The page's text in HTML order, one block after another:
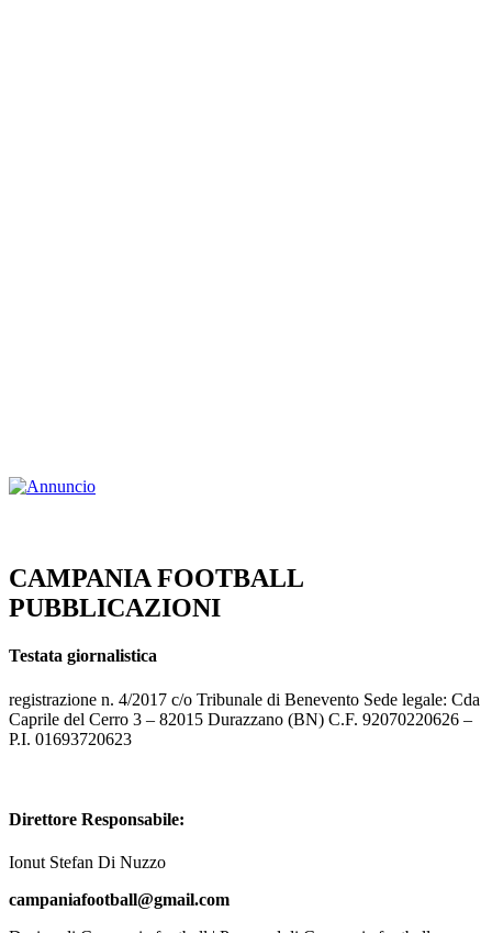
CAMPANIA FOOTBALL
PUBBLICAZIONI
Testata giornalistica
registrazione n. 4/2017 c/o Tribunale di Benevento Sede legale: Cda
Caprile del Cerro 3 – 82015 Durazzano (BN) C.F. 92070220626 –
P.I. 01693720623
Direttore Responsabile:
Ionut Stefan Di Nuzzo
campaniafootball@gmail.com